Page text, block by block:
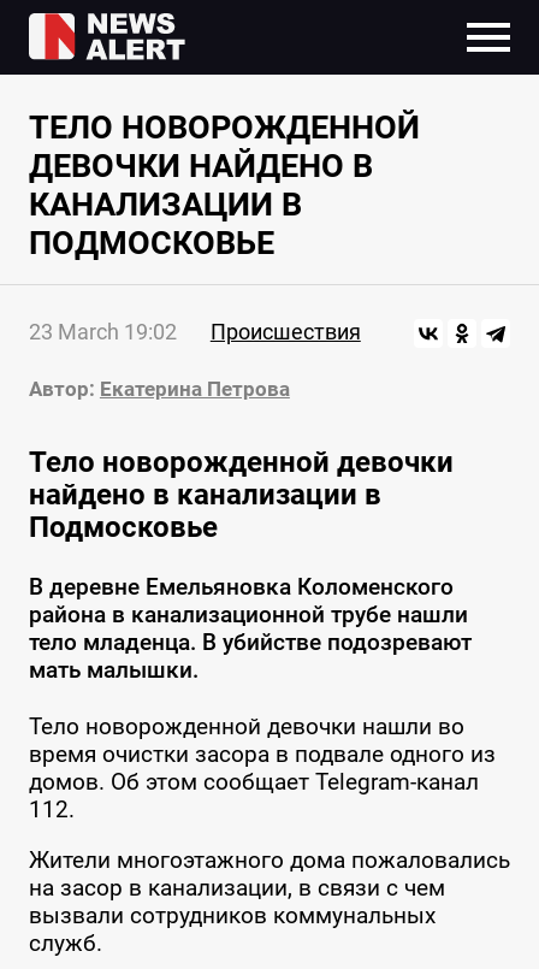
ТЕЛО НОВОРОЖДЕННОЙ
ДЕВОЧКИ НАЙДЕНО В
КАНАЛИЗАЦИИ В
ПОДМОСКОВЬЕ
23 March 19:02 Происшествия
Автор: Екатерина Петрова
Тело новорожденной девочки
найдено в канализации в
Подмосковье
В деревне Емельяновка Коломенского
района в канализационной трубе нашли
тело младенца. В убийстве подозревают
мать малышки.
Тело новорожденной девочки нашли во
время очистки засора в подвале одного из
домов. Об этом сообщает Telegram-канал
112.
Жители многоэтажного дома пожаловались
на засор в канализации, в связи с чем
вызвали сотрудников коммунальных
служб.